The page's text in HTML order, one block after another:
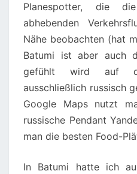
Planespotter, die
abhebenden
Nähe beobachten (hat
Batumi ist aber auch
gefühlt wird auf
ausschließlich russisch
Google Maps nutzt
russische Pendant
man die besten Food-
In Batumi hatte ich